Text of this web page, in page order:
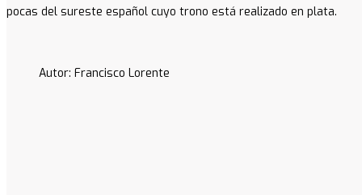
pocas del sureste español cuyo trono está realizado en plata.
Autor: Francisco Lorente